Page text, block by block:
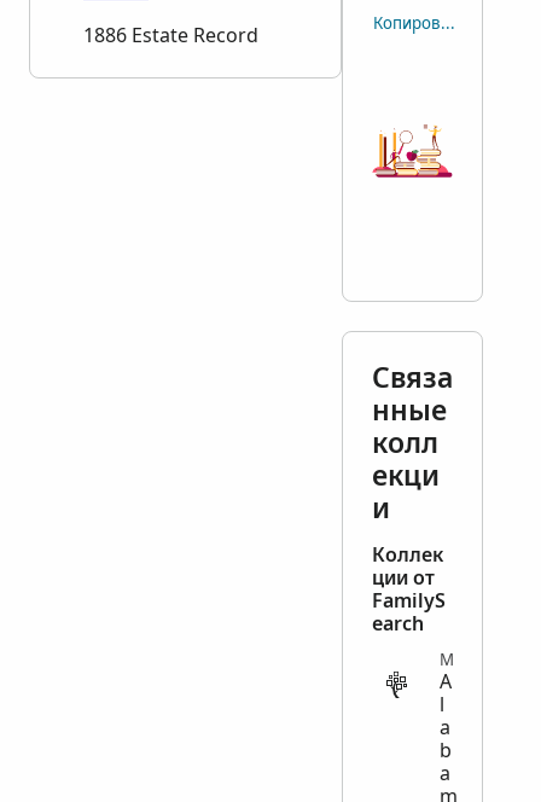
1886 Estate Record Копировать отсылку
Связа
нные
колл
екци
и
Коллек
ции от
FamilyS
earch
A
l
a
b
a
m